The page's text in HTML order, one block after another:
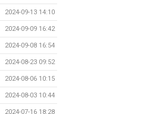
2024-09-13 14:10
2024-09-09 16:42
2024-09-08 16:54
2024-08-23 09:52
2024-08-06 10:15
2024-08-03 10:44
2024-07-16 18:28